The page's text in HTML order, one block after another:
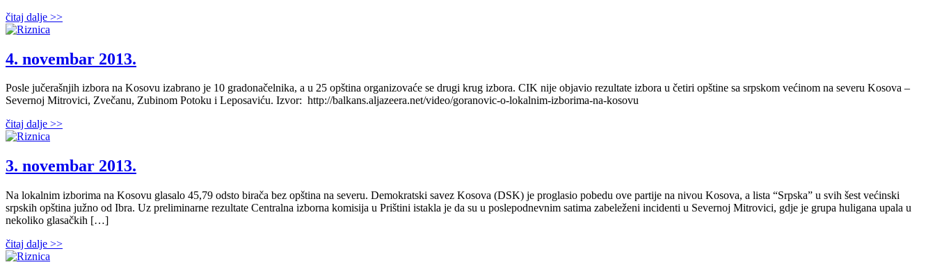
čitaj dalje >>
4. novembar 2013.
Posle jučerašnjih izbora na Kosovu izabrano je 10 gradonačelnika, a u 25 opština organizovaće se drugi krug izbora. CIK nije objavio rezultate izbora u četiri opštine sa srpskom većinom na severu Kosova –
Severnoj Mitrovici, Zvečanu, Zubinom Potoku i Leposaviću. Izvor: http://balkans.aljazeera.net/video/goranovic-o-lokalnim-izborima-na-kosovu
čitaj dalje >>
3. novembar 2013.
Na lokalnim izborima na Kosovu glasalo 45,79 odsto birača bez opština na severu. Demokratski savez Kosova (DSK) je proglasio pobedu ove partije na nivou Kosova, a lista “Srpska” u svih šest većinski
srpskih opština južno od Ibra. Uz preliminarne rezultate Centralna izborna komisija u Prištini istakla je da su u poslepodnevnim satima zabeleženi incidenti u Severnoj Mitrovici, gdje je grupa huligana upala u
nekoliko glasačkih […]
čitaj dalje >>